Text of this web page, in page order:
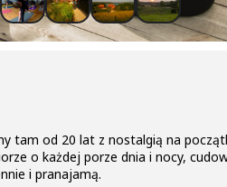
od 20 lat z nostalgią na
o każdej porze dnia i nocy,
i pranajamą.